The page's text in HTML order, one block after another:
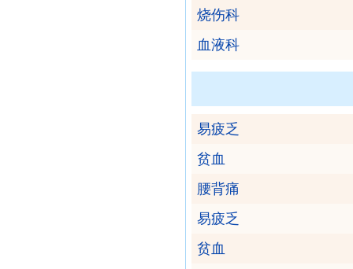
烧伤科
血液科
易疲乏
贫血
腰背痛
易疲乏
贫血